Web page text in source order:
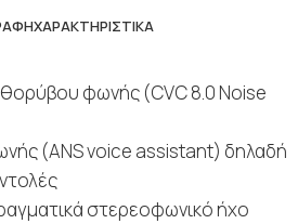
ΧΑΡΑΚΤΗΡΙΣΤΙΚΆ
φωνής (CVC 8.0 Noise
(ANS voice assistant) δηλαδή
στερεοφωνικό ήχο